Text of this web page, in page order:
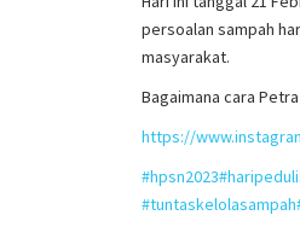
persoalan sampah
masyarakat.
Bagaimana cara
https://
#hpsn2023
#tuntaskelolasampah